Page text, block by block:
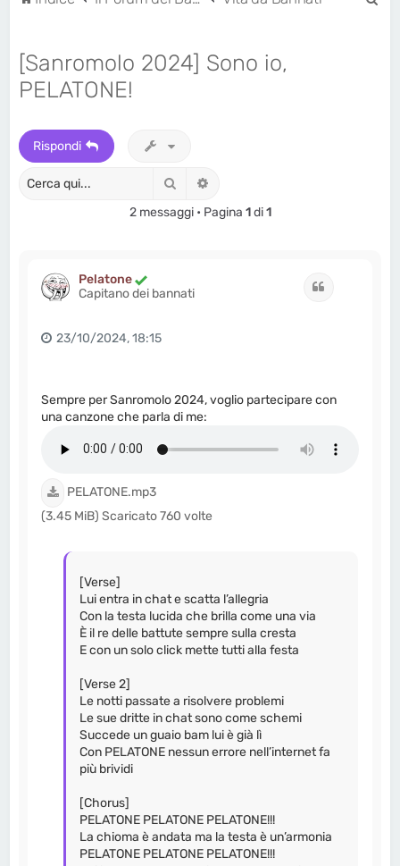
[Sanromolo 2024] Sono io,
PELATONE!
Rispondi
Cerca
2 messaggi • Pagina 1di1
Pelatone
Capitano dei bannati
23/10/2024, 18:15
Sempre per Sanromolo 2024, voglio partecipare con
una canzone che parla di me:
PELATONE.mp3
(3.45 MiB) Scaricato 760 volte
[Verse]
Lui entra in chat e scatta l’allegria
Con la testa lucida che brilla come una via
È il re delle battute sempre sulla cresta
E con un solo click mette tutti alla festa
[Verse 2]
Le notti passate a risolvere problemi
Le sue dritte in chat sono come schemi
Succede un guaio bam lui è già lì
Con PELATONE nessun errore nell’internet fa
più brividi
[Chorus]
PELATONE PELATONE PELATONE!!!
La chioma è andata ma la testa è un’armonia
PELATONE PELATONE PELATONE!!!